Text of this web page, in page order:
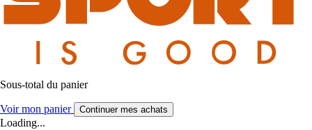
Sous-total du panier
Voir mon panier Continuer mes achats
Loading...